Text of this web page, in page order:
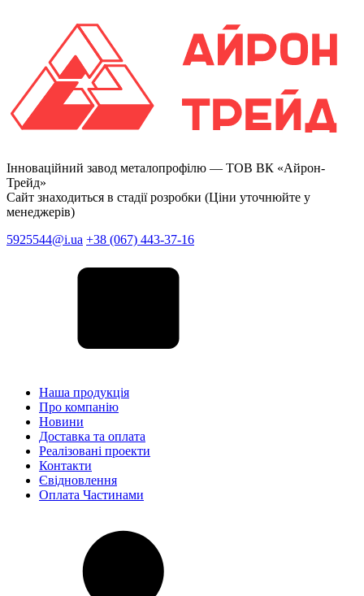
Інноваційний завод металопрофілю — ТОВ ВК «Айрон-
Трейд»
Сайт знаходиться в стадії розробки (Ціни уточнюйте у
менеджерів)
5925544@i.ua +38 (067) 443-37-16
Наша продукція
Про компанію
Новини
Доставка та оплата
Реалізовані проекти
Контакти
Євідновлення
Оплата Частинами